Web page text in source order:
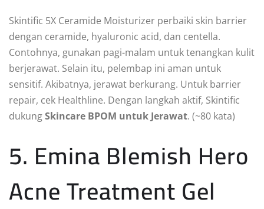
Skintific 5X Ceramide Moisturizer perbaiki skin barrier
dengan ceramide, hyaluronic acid, dan centella.
Contohnya, gunakan pagi-malam untuk tenangkan kulit
berjerawat. Selain itu, pelembap ini aman untuk
sensitif. Akibatnya, jerawat berkurang. Untuk barrier
repair, cek Healthline. Dengan langkah aktif, Skintific
dukungSkincare BPOM untuk Jerawat. (~80 kata)
5. Emina Blemish Hero
Acne Treatment Gel